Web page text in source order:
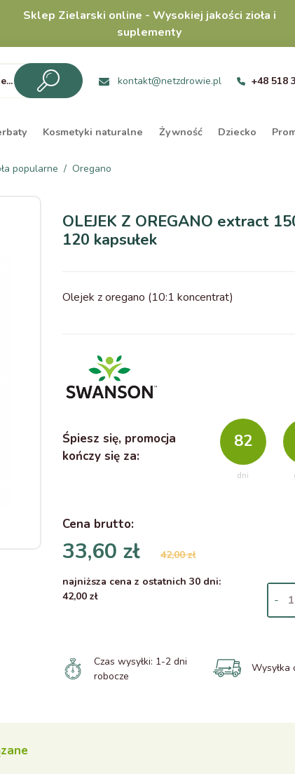
Sklep Zielarski online - Wysokiej jakości zioła i
suplementy
kontakt@netzdrowie.pl +48 518
Kosmetyki naturalne Żywność Dziecko
popularne Oregano
OLEJEK Z OREGANO extract
120 kapsułek
Olejek z oregano (10:1 koncentrat)
Śpiesz się, promocja
kończy się za:
82
dni
Cena brutto:
33,60 zł
42,00 zł
najniższa cena z ostatnich 30 dni:
42,00 zł
-
Czas wysyłki: 1-2 dni
robocze
Wysyłka